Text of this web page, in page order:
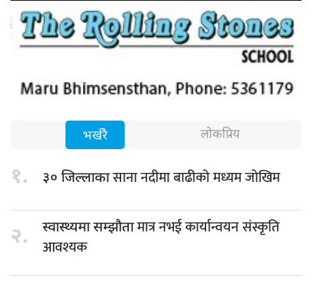
भर्खरै लोकप्रिय
१. ३० जिल्लाकासाना नदीमा बाढीको मध्यम जोखिम
२. स्वास्थ्यमा सम्झौतामात्र नभई कार्यान्वयन संस्कृति
आवश्यक